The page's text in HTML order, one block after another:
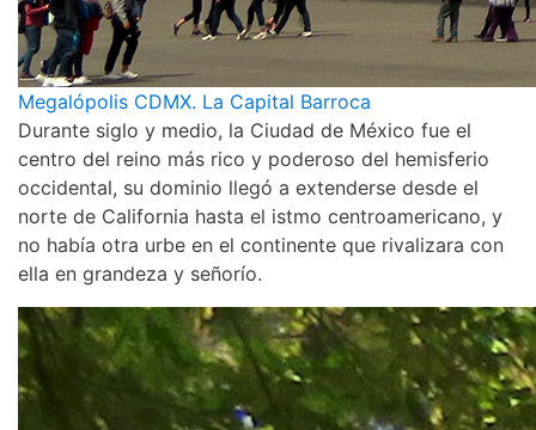
Megalópolis CDMX. La Capital Barroca
Durante siglo y medio, la Ciudad de México fue el
centro del reino más rico y poderoso del hemisferio
occidental, su dominio llegó a extenderse desde el
norte de California hasta el istmo centroamericano, y
no había otra urbe en el continente que rivalizara con
ella en grandeza y señorío.